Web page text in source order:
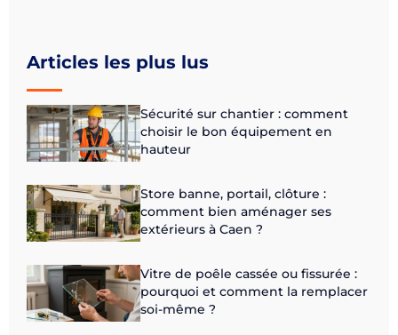
Articles les plus lus
Sécurité sur chantier : comment
choisir le bon équipement en
hauteur
Store banne, portail, clôture :
comment bien aménager ses
extérieurs à Caen ?
Vitre de poêle cassée ou fissurée :
pourquoi et comment la remplacer
soi-même ?